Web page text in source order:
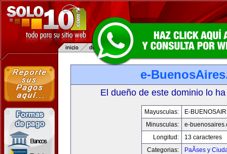
e-
El dueño de este dominio lo
Mayusculas:
E-
Minusculas:
e-
Longitud:
13 caracteres
Categorias:
PaÃ­ses y